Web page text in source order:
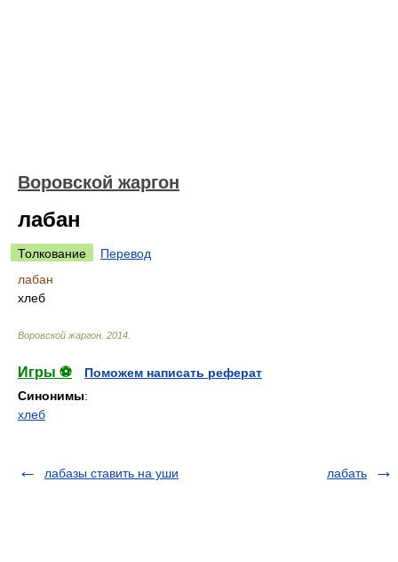
Воровской жаргон
лабан
Толкование
Перевод
лабан
хлеб
Воровской жаргон 2014
Игры ⚽
Поможем написать реферат
Синонимы:
хлеб
лабазы ставить на уши лабать